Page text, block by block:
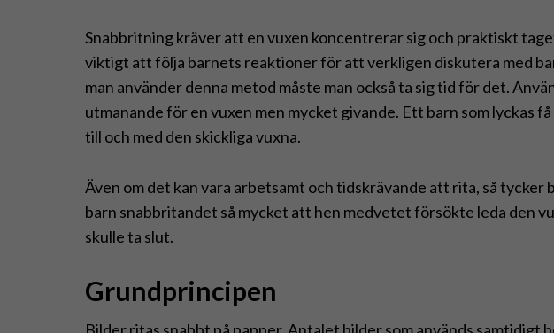
Snabbritning kräver att en vuxen koncentrerar sig och praktiskt
viktigt att följa barnets reaktioner för att verkligen diskutera med
man använder denna metod måste man också ta sig tid för det.
utmanande för en vuxen men mycket givande. Ett barn som lyckas
till och med den skickliga vuxna.
Även om det kan vara arbetsamt och tidskrävande att rita, så tycker
barn snabbritandet så mycket att hen medvetet försökte leda den
skulle ta slut.
Grundprincipen